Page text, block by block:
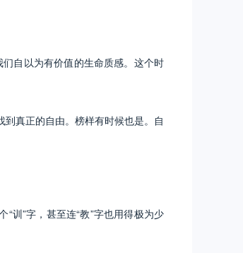
自以为有价值的生命质感。这个时
真正的自由。榜样有时候也是。自
训”字，甚至连“教”字也用得极为少